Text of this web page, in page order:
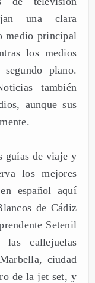
una clara
medio principal
los medios
plano.
también
aunque sus
guías de viaje y
los mejores
español aquí
de Cádiz
Setenil
callejuelas
ciudad
de la jet set, y